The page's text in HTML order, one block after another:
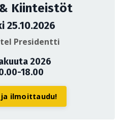
Kiinteistöt
25.10.2026
Presidentti
2026
18.00
ja ilmoittaudu!